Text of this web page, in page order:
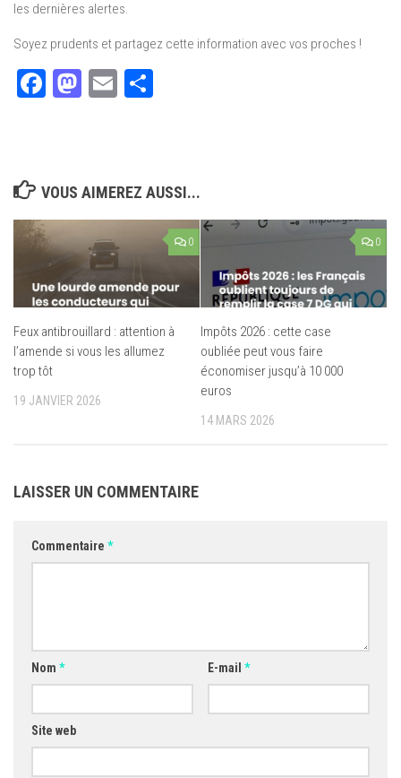
les dernières alertes.
Soyez prudents et partagez cette information avec vos proches !
Facebook
Mastodon
Email
VOUS AIMEREZ AUSSI...
0
Feux antibrouillard : attention à
l’amende si vous les allumez
trop tôt
19 JANVIER 2026
0
Impôts 2026 : cette case
oubliée peut vous faire
économiser jusqu’à 10 000
euros
14 MARS 2026
LAISSER UN COMMENTAIRE
Commentaire *
Nom * E-mail *
Site web